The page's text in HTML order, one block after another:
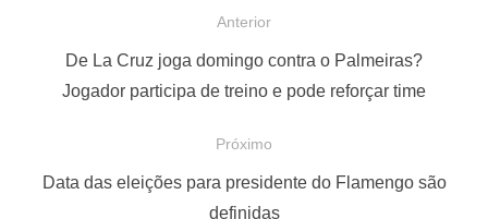
Anterior
De La Cruz joga domingo contra o Palmeiras?
Jogador participa de treino e pode reforçar time
Próximo
Data das eleições para presidente do Flamengo são
definidas